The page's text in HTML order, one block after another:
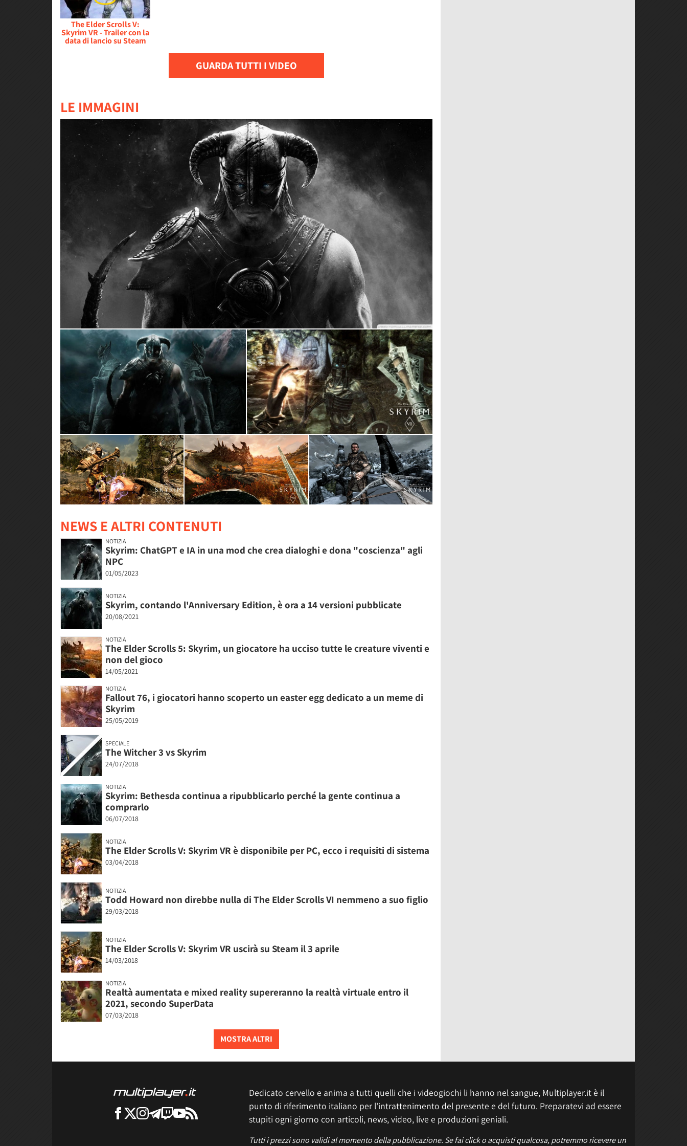
The Elder Scrolls V:
Skyrim VR - Trailer con la
data di lancio su Steam
GUARDA TUTTI I VIDEO
LE IMMAGINI
NEWS E ALTRI CONTENUTI
NOTIZIA
Skyrim: ChatGPT e IA in una mod che crea dialoghi e dona "coscienza" agli
NPC
01/05/2023
NOTIZIA
Skyrim, contando l'Anniversary Edition, è ora a 14 versioni pubblicate
20/08/2021
NOTIZIA
The Elder Scrolls 5: Skyrim, un giocatore ha ucciso tutte le creature viventi e
non del gioco
14/05/2021
NOTIZIA
Fallout 76, i giocatori hanno scoperto un easter egg dedicato a un meme di
Skyrim
25/05/2019
SPECIALE
The Witcher 3 vs Skyrim
24/07/2018
NOTIZIA
Skyrim: Bethesda continua a ripubblicarlo perché la gente continua a
comprarlo
06/07/2018
NOTIZIA
The Elder Scrolls V: Skyrim VR è disponibile per PC, ecco i requisiti di sistema
03/04/2018
NOTIZIA
Todd Howard non direbbe nulla di The Elder Scrolls VI nemmeno a suo figlio
29/03/2018
NOTIZIA
The Elder Scrolls V: Skyrim VR uscirà su Steam il 3 aprile
14/03/2018
NOTIZIA
Realtà aumentata e mixed reality supereranno la realtà virtuale entro il
2021, secondo SuperData
07/03/2018
MOSTRA ALTRI
Dedicato cervello e anima a tutti quelli che i videogiochi li hanno nel sangue, Multiplayer.it è il
punto di riferimento italiano per l'intrattenimento del presente e del futuro. Preparatevi ad essere
stupiti ogni giorno con articoli, news, video, live e produzioni geniali.
Tutti i prezzi sono validi al momento della pubblicazione. Se fai click o acquisti qualcosa, potremmo ricevere un